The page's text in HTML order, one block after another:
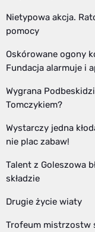
Nietypowa akcja.
pomocy
Oskórowane ogony
Fundacja alarmuje i
Wygrana
Tomczykiem?
Wystarczy jedna
nie plac zabaw!
Talent z Goleszowa
składzie
Drugie życie wiaty
Trofeum mistrzostw